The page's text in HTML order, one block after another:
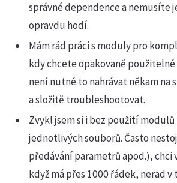
správné dependence a nemusíte
opravdu hodí.
Mám rád práci s moduly pro
kdy chcete opakovaně
není nutné to nahrávat někam na
a složitě troubleshootovat.
Zvykl jsem si i bez použití
jednotlivých souborů. Často
předávání parametrů apod.), chci
když má přes 1000 řádek, nerad v